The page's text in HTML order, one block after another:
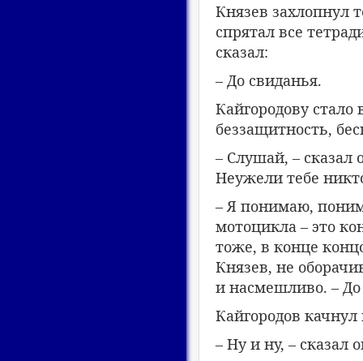
Князев захлопнул
спрятал все
сказал:
– До свиданья.
Кайгородову стало
беззащитность,
– Слушай, – сказал
Неужели тебе
– Я понимаю,
мотоцикла – это
тоже, в конце
Князев, не
и насмешливо. – До
Кайгородов качнул
– Ну и ну, – сказал